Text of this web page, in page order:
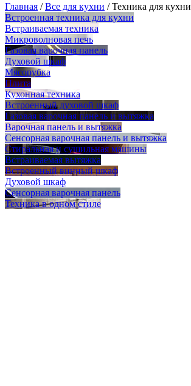
Главная /Все для кухни /Техника для кухни
Встроенная техника для кухни
Встраиваемая техника
Микроволновая печь
Газовая варочная панель
Духовой шкаф
Мясорубка
Плита
Кухонная техника
Встроенный духовой шкаф
Газовая варочная панель и вытяжка
Варочная панель и вытяжка
Сенсорная варочная панель и вытяжка
Стиральная и сушильная машины
Встраиваемая вытяжка
Встроенный винный шкаф
Духовой шкаф
Сенсорная варочная панель
Техника в одном стиле